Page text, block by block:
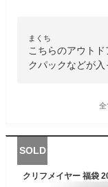
まくち
こちらのアウト
クパックなどが入
全
SOLD